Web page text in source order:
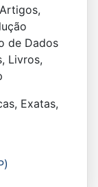
de Dados
Livros,
Exatas,